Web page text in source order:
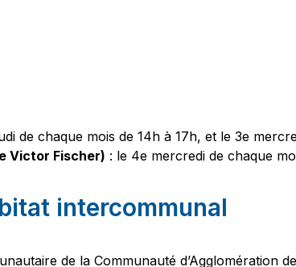
de chaque mois de 14h à 17h, et le 3e
Victor Fischer) : le 4e mercredi de chaque
intercommunal
de la Communauté d’Agglomération